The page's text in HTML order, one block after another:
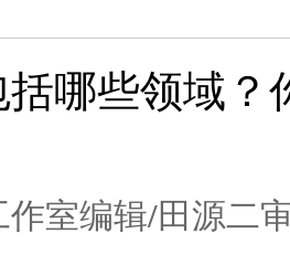
哪些领域
室编辑/田源二